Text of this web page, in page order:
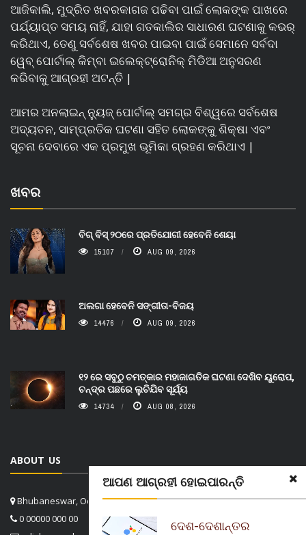
ଆପଣ ଆଗ୍ରହୀ ହୋଇପାରନ୍ତି
ଦେଶ-ଦେଶାନ୍ତର
ଆଜିକାଲି, ମୁଦ୍ରିତ ଖବରକାଗଜ ପଢିବା ପାଇଁ ଲୋକଙ୍କ ପାଖରେ
ପର୍ଯ୍ୟାପ୍ତ ସମୟ ନାହିଁ, ଯାହା ଗତକାଲିର ସାଧାରଣ ଘଟଣାକୁ କଭର୍
କରିଥାଏ, ତେଣୁ ସର୍ବଶେଷ ଖବର ପାଇବା ପାଇଁ ସେମାନେ ସର୍ବଦା
ୱେବ୍ ପୋର୍ଟାଲ୍ କିମ୍ବା ଇଲେକ୍ଟ୍ରୋନିକ୍ ମିଡିଆ ଅନୁସରଣ
କରିବାକୁ ଆଗ୍ରହୀ ଅଟନ୍ତି |
ଆମର ଅନଲାଇନ୍ ନ୍ୟୁଜ୍ ପୋର୍ଟାଲ୍ ସମଗ୍ର ବିଶ୍ୱରେ ସର୍ବଶେଷ
ଅଦ୍ୟତନ, ସାମ୍ପ୍ରତିକ ଘଟଣା ସହିତ ଲୋକଙ୍କୁ ଶିକ୍ଷା ଏବଂ
ସୂଚନା ଦେବାରେ ଏକ ପ୍ରମୁଖ ଭୂମିକା ଗ୍ରହଣ କରିଥାଏ |
ଖବର
ବିଗ୍ ବିସ୍ ୨୦ରେ ପ୍ରତିଯୋଗୀ ହେବେନି ଶେୟା
15107 AUG 09, 2026
ଅଲଗା ହେବେନି ସଙ୍ଗୀତା-ବିଜୟ
14476 AUG 09, 2026
୧୨ ରେ ସବୁଠୁ ଚମତ୍କାର ମହାଜାଗତିକ ଘଟଣା ଦେଖିବ ୟୁରୋପ,
ଚନ୍ଦ୍ର ପଛରେ ଲୁଚିଯିବ ସୂର୍ଯ୍ୟ
14734 AUG 08, 2026
ABOUT US
Bhubaneswar, Odisha, India
0 00000 000 00